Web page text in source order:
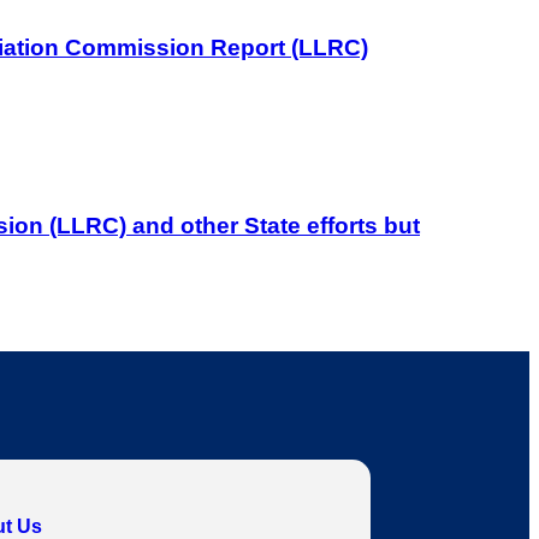
Commission Report (LLRC)
(LLRC) and other State efforts but
Us